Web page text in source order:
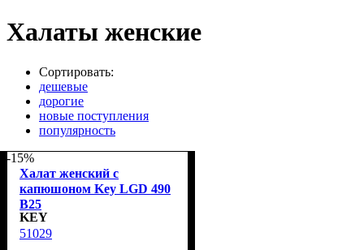
Халаты женские
Сортировать:
дешевые
дорогие
новые поступления
популярность
-15%
Халат женский с
капюшоном Key LGD 490
B25
KEY
51029